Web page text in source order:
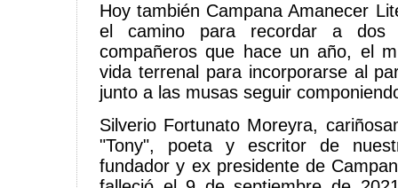
Hoy también Campana Amanecer
el camino para recordar a dos
compañeros que hace un año, el
vida terrenal para incorporarse al
junto a las musas seguir
Silverio Fortunato Moreyra,
"Tony", poeta y escritor de
fundador y ex presidente de